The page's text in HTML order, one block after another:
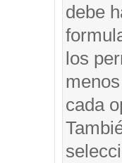
debe
los
cada